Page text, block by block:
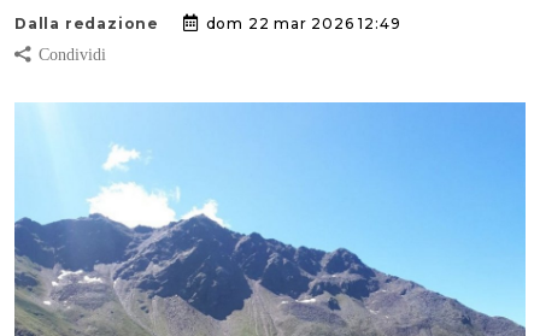
Dalla redazione dom 22 mar 2026 12:49